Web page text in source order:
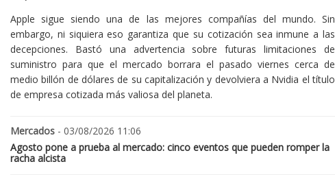
Apple sigue siendo una de las mejores compañías del mundo. Sin
embargo, ni siquiera eso garantiza que su cotización sea inmune a las
decepciones. Bastó una advertencia sobre futuras limitaciones de
suministro para que el mercado borrara el pasado viernes cerca de
medio billón de dólares de su capitalización y devolviera a Nvidia el título
de empresa cotizada más valiosa del planeta.
Mercados - 03/08/2026 11:06
Agosto pone a prueba al mercado: cinco eventos que pueden romper la
racha alcista